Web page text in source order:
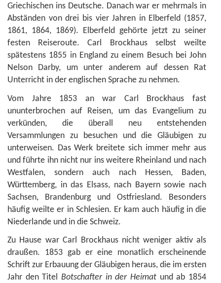
Griechischen ins Deutsche. Danach war er mehrmals in
Abständen von drei bis vier Jahren in Elberfeld (1857,
1861, 1864, 1869). Elberfeld gehörte jetzt zu seiner
festen Reiseroute. Carl Brockhaus selbst weilte
spätestens 1855 in England zu einem Besuch bei John
Nelson Darby, um unter anderem auf dessen Rat
Unterricht in der englischen Sprache zu nehmen.
Vom Jahre 1853 an war Carl Brockhaus fast
ununterbrochen auf Reisen, um das Evangelium zu
verkünden, die überall neu entstehenden
Versammlungen zu besuchen und die Gläubigen zu
unterweisen. Das Werk breitete sich immer mehr aus
und führte ihn nicht nur ins weitere Rheinland und nach
Westfalen, sondern auch nach Hessen, Baden,
Württemberg, in das Elsass, nach Bayern sowie nach
Sachsen, Brandenburg und Ostfriesland. Besonders
häufig weilte er in Schlesien. Er kam auch häufig in die
Niederlande und in die Schweiz.
Zu Hause war Carl Brockhaus nicht weniger aktiv als
draußen. 1853 gab er eine monatlich erscheinende
Schrift zur Erbauung der Gläubigen heraus, die im ersten
Jahr den Titel Botschafter in der Heimat und ab 1854